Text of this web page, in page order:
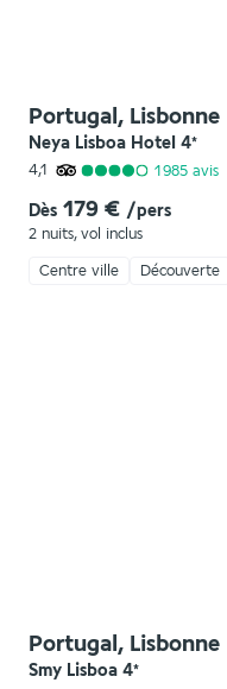
Portugal, Lisbonne
Neya Lisboa Hotel 4*
4,1
1 985 avis
Dès 179 € /pers
2 nuits, vol inclus
Centre ville Découverte
Portugal, Lisbonne
Smy Lisboa 4*